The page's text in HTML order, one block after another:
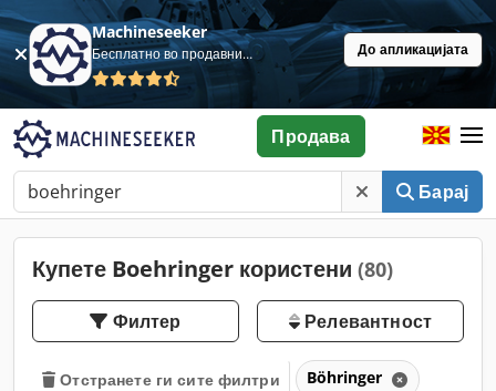
Machineseeker
Бесплатно во продавница До апликацијата
Барај
Продава
Купете Boehringer користени (80)
Филтер Релевантност
Отстранете ги сите филтри Böhringer